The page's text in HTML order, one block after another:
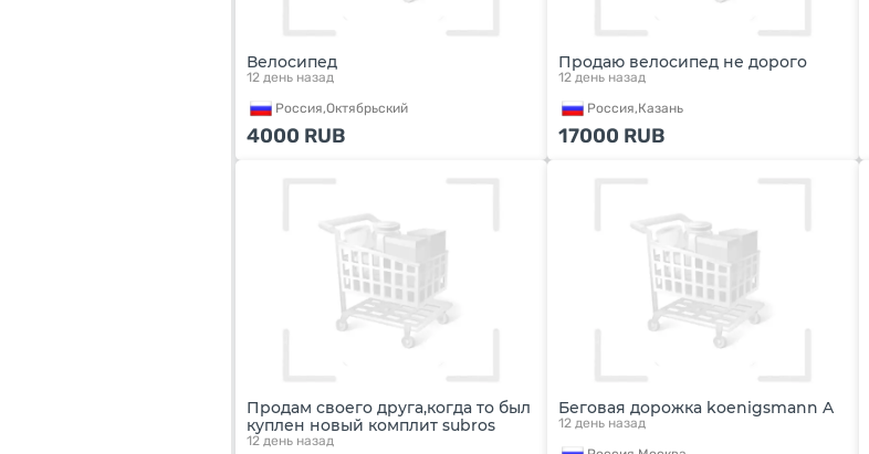
Велосипед
12 день назад
Россия,Октябрьский
4000 RUB
Продаю велосипед не дорого
12 день назад
Россия,Казань
17000 RUB
Продам своего друга,когда то был
куплен новый комплит subros
12 день назад
Беговая дорожка koenigsmann A
12 день назад